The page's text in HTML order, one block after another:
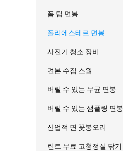
폼 팁 면봉
폴리에스테르 면봉
사진기 청소 장비
견본 수집 스웝
버릴 수 있는 무균 면봉
버릴 수 있는 샘플링 면봉
산업적 면 꽃봉오리
린트 무료 고청정실 닦기